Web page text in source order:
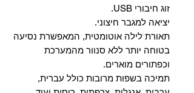
זוג חיבורי USB.
יציאה למגבר חיצוני.
תאורת לילה אוטומטית, המאפשרת נסיעה
בטוחה יותר ללא סנוור מהמערכת
וכפתורים מוארים.
תמיכה בשפות מרובות כולל עברית,